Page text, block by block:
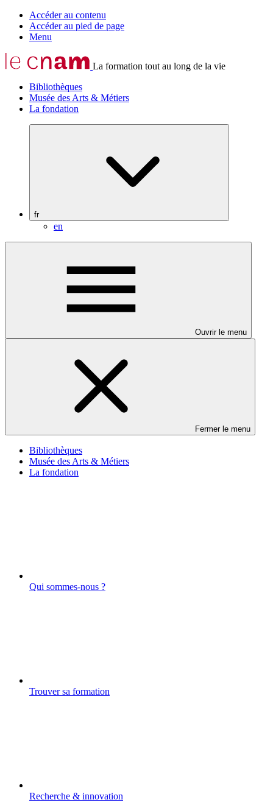
Accéder au contenu
Accéder au pied de page
Menu
La formation tout au long de la vie
Bibliothèques
Musée des Arts & Métiers
La fondation
fr
en
Ouvrir le menu
Fermer le menu
Bibliothèques
Musée des Arts & Métiers
La fondation
Qui sommes-nous ?
Trouver sa formation
Recherche & innovation